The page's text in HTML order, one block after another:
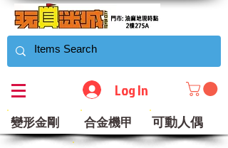
Log In
變形金剛 合金機甲 可動人偶